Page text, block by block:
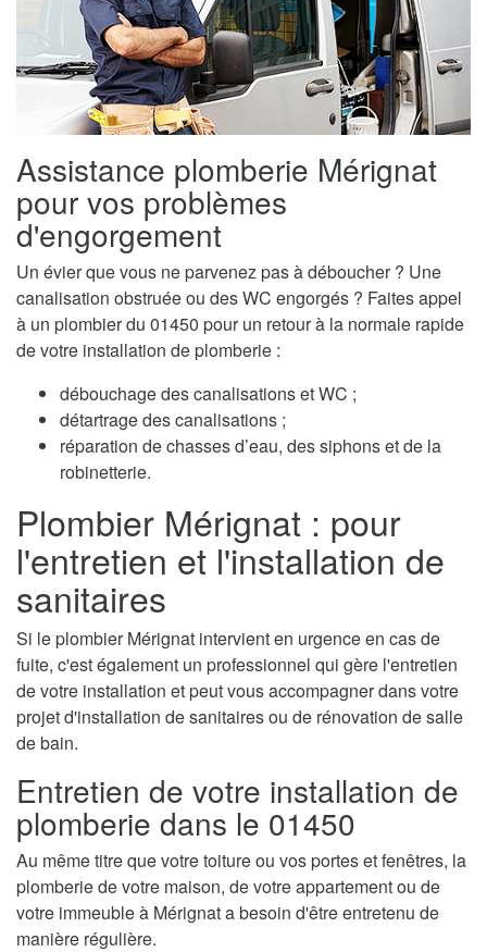
Assistance plomberie Mérignat
pour vos problèmes
d'engorgement
Un évier que vous ne parvenez pas à déboucher ? Une
canalisation obstruée ou des WC engorgés ? Faites appel
à un plombier du 01450 pour un retour à la normale rapide
de votre installation de plomberie :
débouchage des canalisations et WC ;
détartrage des canalisations ;
réparation de chasses d’eau, des siphons et de la
robinetterie.
Plombier Mérignat : pour
l'entretien et l'installation de
sanitaires
Si le plombier Mérignat intervient en urgence en cas de
fuite, c'est également un professionnel qui gère l'entretien
de votre installation et peut vous accompagner dans votre
projet d'installation de sanitaires ou de rénovation de salle
de bain.
Entretien de votre installation de
plomberie dans le 01450
Au même titre que votre toiture ou vos portes et fenêtres, la
plomberie de votre maison, de votre appartement ou de
votre immeuble à Mérignat a besoin d'être entretenu de
manière régulière.